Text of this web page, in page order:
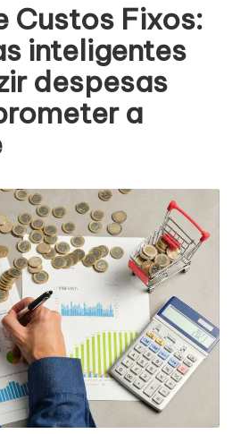
Custos Fixos:
inteligentes
despesas
a